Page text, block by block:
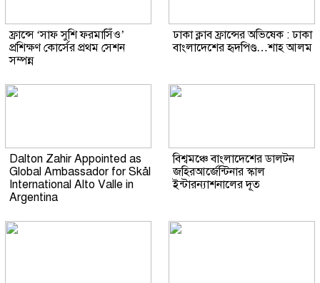
ফ্রান্সে ‘সাফ সুশি ফরমাসিঁও’
প্রশিক্ষণ কোর্সের প্রথম সেশন
সম্পন্ন
ঢাকা ক্লাব ফ্রান্সের অভিষেক : ঢাকা
বাংলাদেশের হৃদপিণ্ড…শাহ আলম
Dalton Zahir Appointed as
Global Ambassador for Skål
International Alto Valle in
Argentina
বিশ্বমঞ্চে বাংলাদেশের ডালটন
জহিরআর্জেন্টিনার স্কাল
ইন্টারন্যাশনালের দূত